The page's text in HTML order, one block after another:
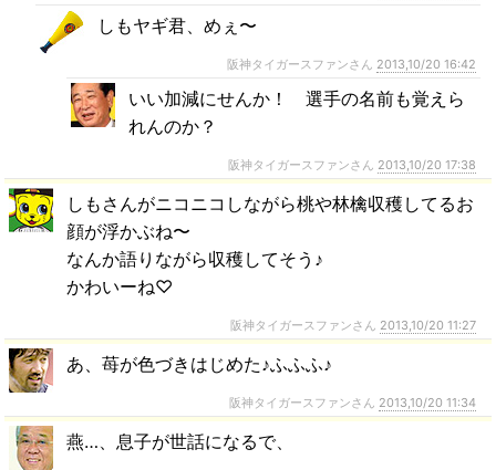
しもヤギ君、めぇ〜
阪神タイガースファンさん 2013,10/20 16:42
いい加減にせんか！ 選手の名前も覚えら
れんのか？
阪神タイガースファンさん 2013,10/20 17:38
しもさんがニコニコしながら桃や林檎収穫してるお
顔が浮かぶね〜
なんか語りながら収穫してそう♪
かわいーね♡
阪神タイガースファンさん 2013,10/20 11:27
あ、苺が色づきはじめた♪ふふふ♪
阪神タイガースファンさん 2013,10/20 11:34
燕…、息子が世話になるで、